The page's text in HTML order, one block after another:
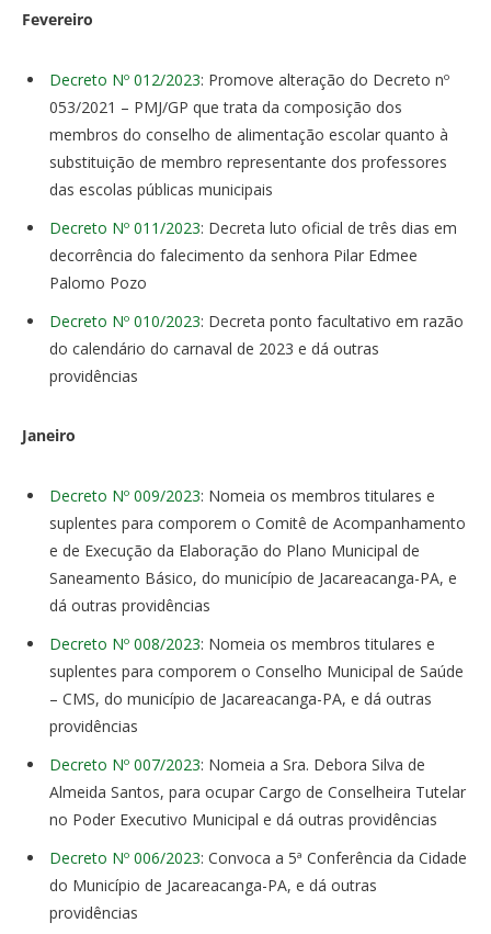
Fevereiro
Decreto Nº 012/2023: Promove alteração do Decreto nº
053/2021 – PMJ/GP que trata da composição dos
membros do conselho de alimentação escolar quanto à
substituição de membro representante dos professores
das escolas públicas municipais
Decreto Nº 011/2023: Decreta luto oficial de três dias em
decorrência do falecimento da senhora Pilar Edmee
Palomo Pozo
Decreto Nº 010/2023: Decreta ponto facultativo em razão
do calendário do carnaval de 2023 e dá outras
providências
Janeiro
Decreto Nº 009/2023: Nomeia os membros titulares e
suplentes para comporem o Comitê de Acompanhamento
e de Execução da Elaboração do Plano Municipal de
Saneamento Básico, do município de Jacareacanga-PA, e
dá outras providências
Decreto Nº 008/2023: Nomeia os membros titulares e
suplentes para comporem o Conselho Municipal de Saúde
– CMS, do município de Jacareacanga-PA, e dá outras
providências
Decreto Nº 007/2023: Nomeia a Sra. Debora Silva de
Almeida Santos, para ocupar Cargo de Conselheira Tutelar
no Poder Executivo Municipal e dá outras providências
Decreto Nº 006/2023: Convoca a 5ª Conferência da Cidade
do Município de Jacareacanga-PA, e dá outras
providências